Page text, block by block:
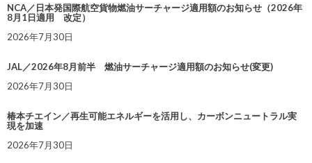
NCA／日本発国際航空貨物燃油サーチャージ適用額のお知らせ（2026年
8月1日適用 改定）
2026年7月30日
JAL／2026年8月前半 燃油サーチャージ適用額のお知らせ(変更)
2026年7月30日
椿本チエイン／再生可能エネルギーを活用し、カーボンニュートラル実
現を加速
2026年7月30日